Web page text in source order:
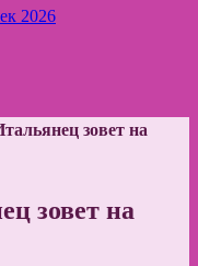
2026
зовет на
зовет на